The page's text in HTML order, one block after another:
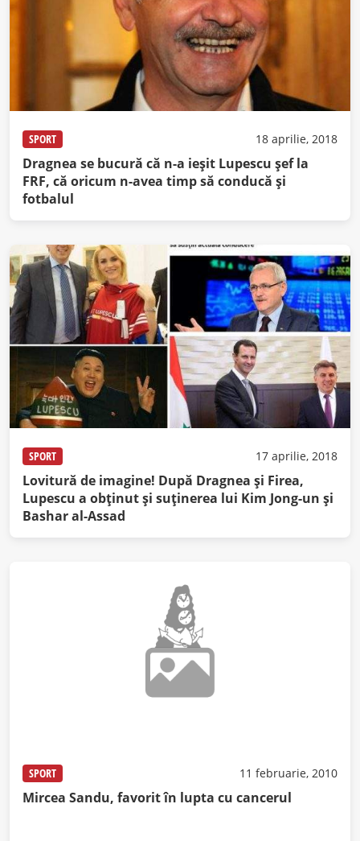
SPORT 18 aprilie, 2018
Dragnea se bucură că n-a ieșit Lupescu șef la
FRF, că oricum n-avea timp să conducă și
fotbalul
SPORT 17 aprilie, 2018
Lovitură de imagine! După Dragnea și Firea,
Lupescu a obținut și suținerea lui Kim Jong-un și
Bashar al-Assad
SPORT 11 februarie, 2010
Mircea Sandu, favorit în lupta cu cancerul